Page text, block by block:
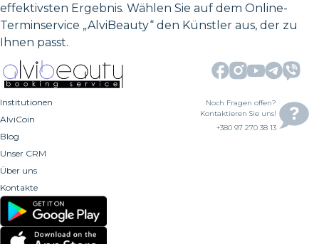
effektivsten Ergebnis. Wählen Sie auf dem Online-
Terminservice „AlviBeauty“ den Künstler aus, der zu
Ihnen passt.
Institutionen
AlviCoin
Blog
Unser CRM
Über uns
Kontakte
Noch Fragen offen?
Kontaktieren Sie uns!
+380 97 270 38 13